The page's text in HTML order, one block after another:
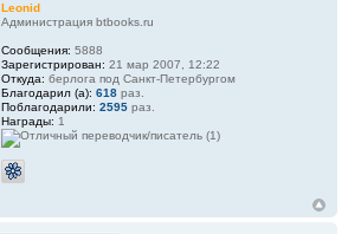
Leonid
Администрация btbooks.ru
Сообщения: 5888
Зарегистрирован: 21 мар 2007, 12:22
Откуда: берлога под Санкт-Петербургом
Благодарил (а): 618раз.
Поблагодарили: 2595раз.
Награды: 1